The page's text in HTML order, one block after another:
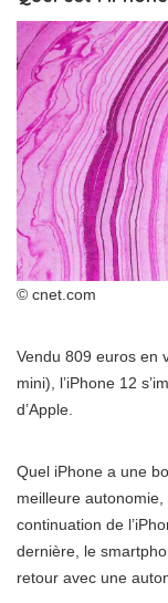
© cnet.com
Vendu 809 euros en
mini), l’iPhone 12
d’Apple.
Quel iPhone a une
meilleure autonomie,
continuation de
dernière, le
retour avec une